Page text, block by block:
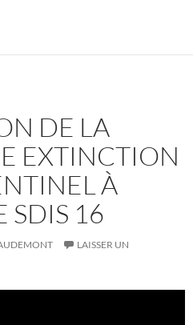
DE LA
EXTINCTION
À
SDIS 16
LAISSER UN